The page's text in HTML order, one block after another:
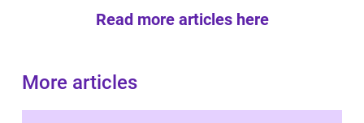
Read more articles here
More articles